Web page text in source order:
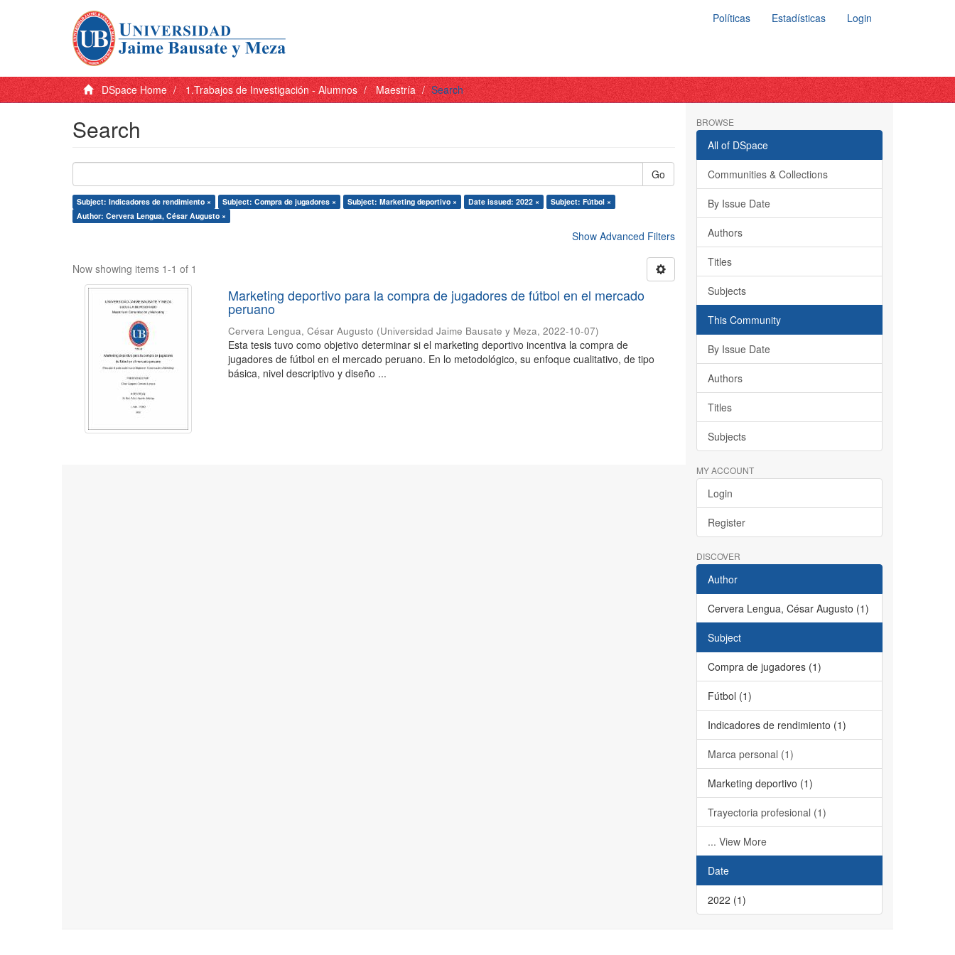
Políticas Estadísticas Login
DSpace Home 1.Trabajos de Investigación - Alumnos Maestría Search
Search
Go
Subject: Indicadores de rendimiento × Subject: Compra de jugadores × Subject: Marketing deportivo × Date issued: 2022 ×
Subject: Fútbol ×
Author: Cervera Lengua, César Augusto ×
Show Advanced Filters
Now showing items 1-1 of 1
Marketing deportivo para la compra de jugadores de fútbol en el mercado
peruano
Cervera Lengua, César Augusto (Universidad Jaime Bausate y Meza,2022-10-07)
Esta tesis tuvo como objetivo determinar si el marketing deportivo incentiva la compra de
jugadores de fútbol en el mercado peruano. En lo metodológico, su enfoque cualitativo, de tipo
básica, nivel descriptivo y diseño ...
BROWSE
All of DSpace
Communities & Collections
By Issue Date
Authors
Titles
Subjects
This Community
By Issue Date
Authors
Titles
Subjects
MY ACCOUNT
Login
Register
DISCOVER
Author
Cervera Lengua, César Augusto (1)
Subject
Compra de jugadores (1)
Fútbol (1)
Indicadores de rendimiento (1)
Marca personal (1)
Marketing deportivo (1)
Trayectoria profesional (1)
... View More
Date
2022 (1)